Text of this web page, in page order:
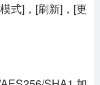
式]，[刷新]，[更